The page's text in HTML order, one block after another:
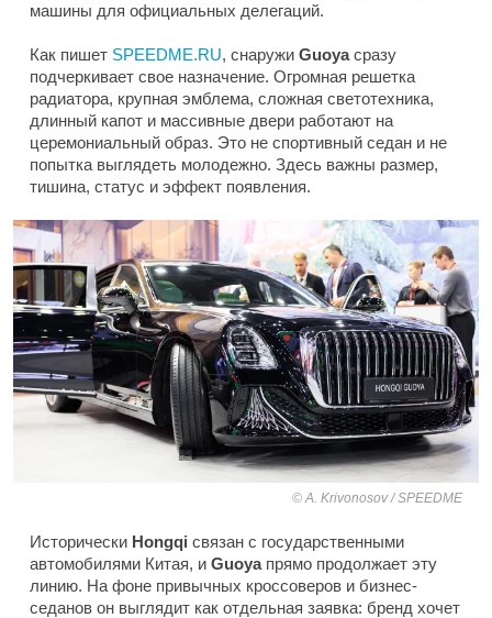
машины для официальных делегаций.
Как пишет SPEEDME.RU, снаружи Guoyaсразу
подчеркивает свое назначение. Огромная решетка
радиатора, крупная эмблема, сложная светотехника,
длинный капот и массивные двери работают на
церемониальный образ. Это не спортивный седан и не
попытка выглядеть молодежно. Здесь важны размер,
тишина, статус и эффект появления.
A. Krivonosov / SPEEDME
Исторически Hongqi связан с государственными
автомобилями Китая, и Guoyaпрямо продолжает эту
линию. На фоне привычных кроссоверов и бизнес-
седанов он выглядит как отдельная заявка: бренд хочет